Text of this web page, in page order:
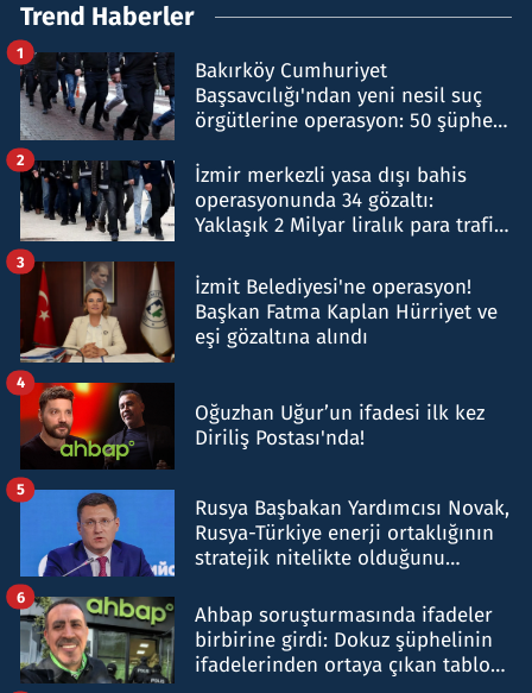
Trend Haberler
Bakırköy Cumhuriyet
Başsavcılığı'ndan yeni nesil suç
örgütlerine operasyon: 50 şüpheli
1
İzmir merkezli yasa dışı bahis
operasyonunda 34 gözaltı:
Yaklaşık 2 Milyar liralık para trafiği
2
İzmit Belediyesi'ne operasyon!
Başkan Fatma Kaplan Hürriyet ve
eşi gözaltına alındı
3
Oğuzhan Uğur’un ifadesi ilk kez
Diriliş Postası'nda!
4
Rusya Başbakan Yardımcısı Novak,
Rusya-Türkiye enerji ortaklığının
stratejik nitelikte olduğunu
5
Ahbap soruşturmasında ifadeler
birbirine girdi: Dokuz şüphelinin
ifadelerinden ortaya çıkan tablo
6